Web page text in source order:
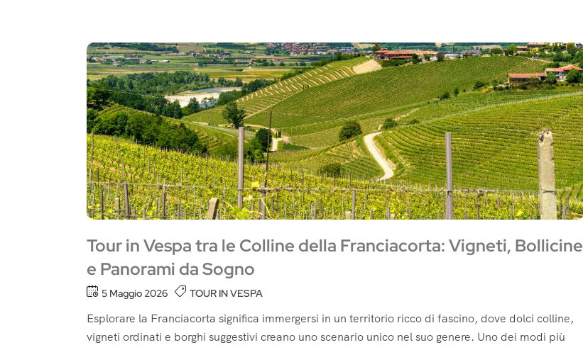
Tour in Vespa tra le Colline della Franciacorta: Vigneti, Bollicine
e Panorami da Sogno
5 Maggio 2026 TOUR IN VESPA
Esplorare la Franciacorta significa immergersi in un territorio ricco di fascino, dove dolci colline,
vigneti ordinati e borghi suggestivi creano uno scenario unico nel suo genere. Uno dei modi più